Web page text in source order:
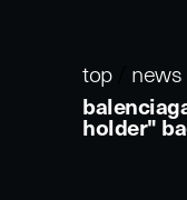
Balenciaga